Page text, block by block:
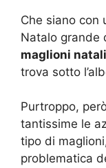
Che siano con
Natalo grande
maglioni
trova sotto
Purtroppo,
tantissime le
tipo di
problematica